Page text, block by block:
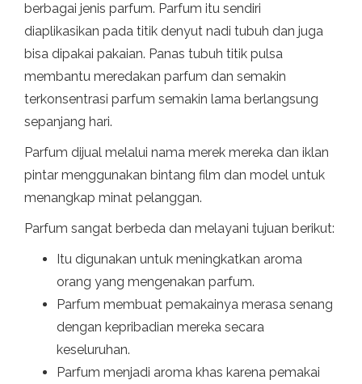
berbagai jenis parfum. Parfum itu sendiri
diaplikasikan pada titik denyut nadi tubuh dan juga
bisa dipakai pakaian. Panas tubuh titik pulsa
membantu meredakan parfum dan semakin
terkonsentrasi parfum semakin lama berlangsung
sepanjang hari.
Parfum dijual melalui nama merek mereka dan iklan
pintar menggunakan bintang film dan model untuk
menangkap minat pelanggan.
Parfum sangat berbeda dan melayani tujuan berikut:
Itu digunakan untuk meningkatkan aroma
orang yang mengenakan parfum.
Parfum membuat pemakainya merasa senang
dengan kepribadian mereka secara
keseluruhan.
Parfum menjadi aroma khas karena pemakai